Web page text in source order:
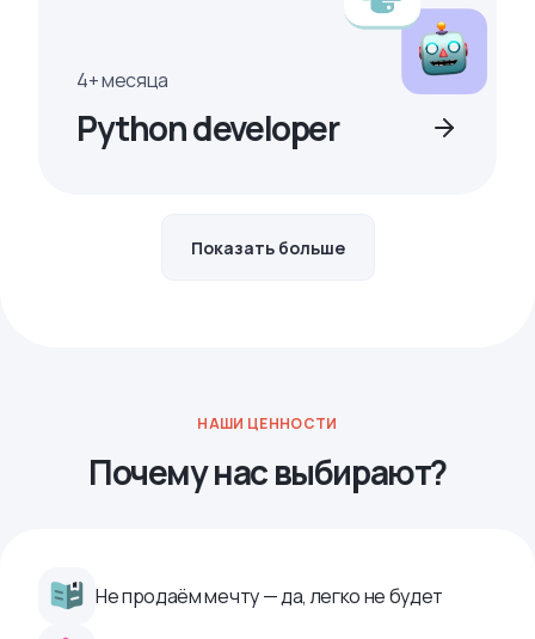
4+ месяца
Python developer
Показать больше
НАШИ ЦЕННОСТИ
Почему нас выбирают?
Не продаём мечту — да, легко не будет